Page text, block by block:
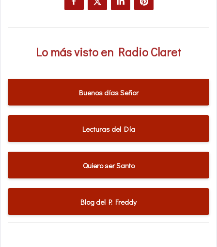
Lo más visto en Radio Claret
Buenos días Señor
Lecturas del Día
Quiero ser Santo
Blog del P. Freddy